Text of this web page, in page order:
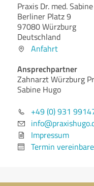
Praxis Dr. med.
Berliner Platz 9
97080 Würzburg
Deutschland
Anfahrt
Ansprechpartner
Zahnarzt Würzburg
Sabine Hugo
+49 (0) 931
Impressum
Termin